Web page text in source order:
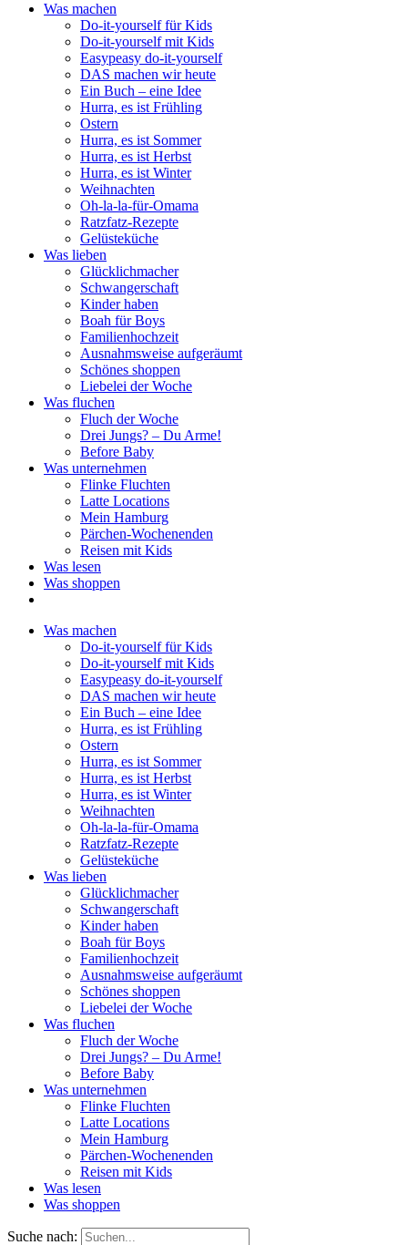
Was machen
Do-it-yourself für Kids
Do-it-yourself mit Kids
Easypeasy do-it-yourself
DAS machen wir heute
Ein Buch – eine Idee
Hurra, es ist Frühling
Ostern
Hurra, es ist Sommer
Hurra, es ist Herbst
Hurra, es ist Winter
Weihnachten
Oh-la-la-für-Omama
Ratzfatz-Rezepte
Gelüsteküche
Was lieben
Glücklichmacher
Schwangerschaft
Kinder haben
Boah für Boys
Familienhochzeit
Ausnahmsweise aufgeräumt
Schönes shoppen
Liebelei der Woche
Was fluchen
Fluch der Woche
Drei Jungs? – Du Arme!
Before Baby
Was unternehmen
Flinke Fluchten
Latte Locations
Mein Hamburg
Pärchen-Wochenenden
Reisen mit Kids
Was lesen
Was shoppen
Was machen
Do-it-yourself für Kids
Do-it-yourself mit Kids
Easypeasy do-it-yourself
DAS machen wir heute
Ein Buch – eine Idee
Hurra, es ist Frühling
Ostern
Hurra, es ist Sommer
Hurra, es ist Herbst
Hurra, es ist Winter
Weihnachten
Oh-la-la-für-Omama
Ratzfatz-Rezepte
Gelüsteküche
Was lieben
Glücklichmacher
Schwangerschaft
Kinder haben
Boah für Boys
Familienhochzeit
Ausnahmsweise aufgeräumt
Schönes shoppen
Liebelei der Woche
Was fluchen
Fluch der Woche
Drei Jungs? – Du Arme!
Before Baby
Was unternehmen
Flinke Fluchten
Latte Locations
Mein Hamburg
Pärchen-Wochenenden
Reisen mit Kids
Was lesen
Was shoppen
Suche nach: